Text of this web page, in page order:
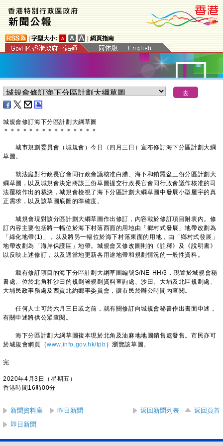
字型大小: 網頁指南
城規會修訂海下分區計劃大綱草圖
＊ ＊ ＊ ＊ ＊ ＊ ＊ ＊ ＊ ＊ ＊ ＊ ＊ ＊ ＊
城市規劃委員會（城規會）今日（四月三日）宣布修訂海下分區計劃大綱
草圖。
就法庭對行政長官會同行政會議核准白腊、海下和鎖羅盆三份分區計劃大
綱草圖，以及城規會決定將該三份草圖提交行政長官會同行政會議作核准的司
法覆核作出的裁決，城規會檢視了海下分區計劃大綱草圖中發展小型屋宇的真
正需求，以及該草圖底圖的準確度。
城規會現對該分區計劃大綱草圖作出修訂，內容載於修訂項目附表內。修
訂內容主要包括將一幅位於海下村落西面的用地由「鄉村式發展」地帶改劃為
「綠化地帶(1)」，以及將另一幅位於海下村落東面的用地，由「鄉村式發展」
地帶改劃為「海岸保護區」地帶。城規會又修改圖則的《註釋》及《說明書》
以反映上述修訂，以及適當地更新各用途地帶和規劃情況的一般性資料。
載有修訂項目的海下分區計劃大綱草圖編號S/NE-HH/3，現置於城規會秘
書處、位於北角和沙田的規劃署規劃資料查詢處、沙田、大埔及北區規劃處、
大埔民政事務處及西貢北約鄉事委員會，讓市民於辦公時間內查閱。
任何人士可於六月三日或之前，就有關修訂向城規會秘書作出書面申述，
有關申述將供公眾查閱。
海下分區計劃大綱草圖複本現於北角及油麻地地圖銷售處發售。市民亦可
於城規會網頁（www.info.gov.hk/tpb ）瀏覽該草圖。
完
2020年4月3日（星期五）
香港時間16時00分
新聞資料庫 昨日新聞 返回新聞列表
返回頁首
即日新聞